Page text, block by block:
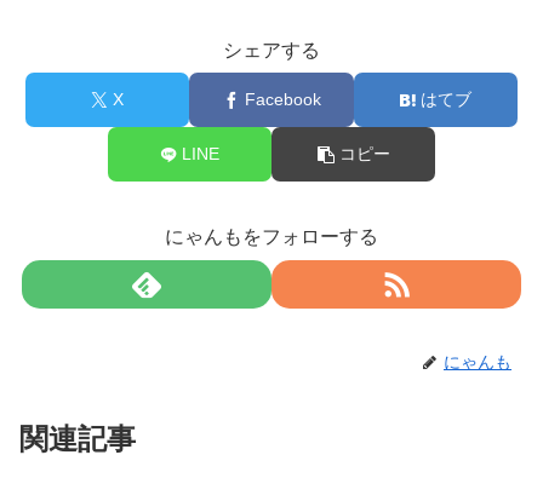
シェアする
X Facebook はてブ
LINE コピー
にゃんもをフォローする
にゃんも
関連記事